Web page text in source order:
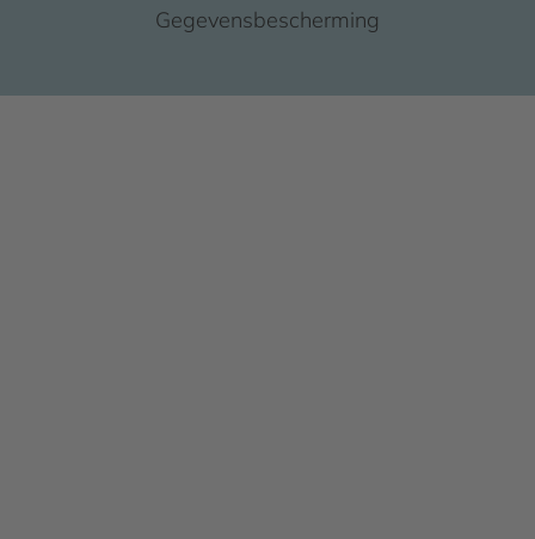
Gegevensbescherming